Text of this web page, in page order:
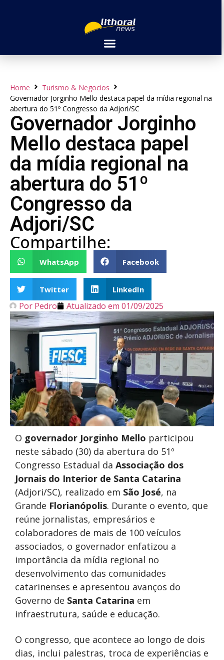
Home
Turismo & Negocios
Governador Jorginho Mello destaca papel da mídia regional na
abertura do 51º Congresso da Adjori/SC
Governador Jorginho
Mello destaca papel
da mídia regional na
abertura do 51º
Congresso da
Adjori/SC
Compartilhe:
WhatsApp Facebook
Twitter LinkedIn
Por Pedro Atualizado em 01/09/2025
O governador Jorginho Mello participou
neste sábado (30) da abertura do 51º
Congresso Estadual da Associação dos
Jornais do Interior de Santa Catarina
(Adjori/SC), realizado em São José, na
Grande Florianópolis. Durante o evento, que
reúne jornalistas, empresários e
colaboradores de mais de 100 veículos
associados, o governador enfatizou a
importância da mídia regional no
desenvolvimento das comunidades
catarinenses e apresentou avanços do
Governo de Santa Catarina em
infraestrutura, saúde e educação.
O congresso, que acontece ao longo de dois
dias, inclui palestras, troca de experiências e